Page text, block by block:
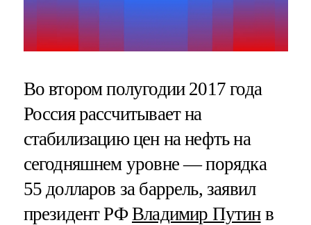
Во втором полугодии 2017 года
Россия рассчитывает на
стабилизацию цен на нефть на
сегодняшнем уровне — порядка
55 долларов за баррель, заявил
президент РФВладимир Путинв